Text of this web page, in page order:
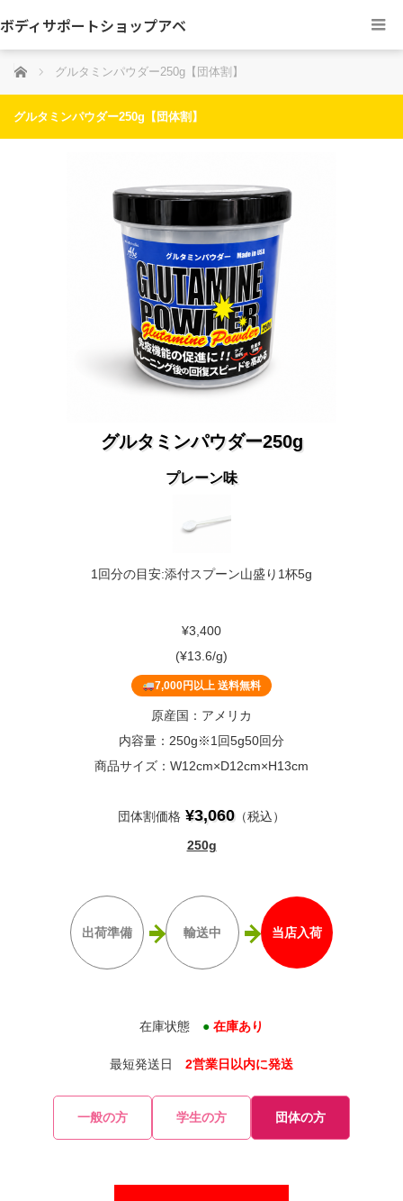
ボディサポートショップアベ
ホーム グルタミンパウダー250g【団体割】
グルタミンパウダー250g【団体割】
グルタミンパウダー250g
プレーン味
1回分の目安:添付スプーン山盛り1杯5g
¥3,400
(¥13.6/g)
7,000円以上 送料無料
原産国：アメリカ
内容量：250g※1回5g50回分
商品サイズ：W12cm×D12cm×H13cm
団体割価格 ¥3,060（税込）
250g
出荷準備 輸送中 当店入荷
在庫状態 ● 在庫あり
最短発送日 2営業日以内に発送
一般の方 学生の方 団体の方